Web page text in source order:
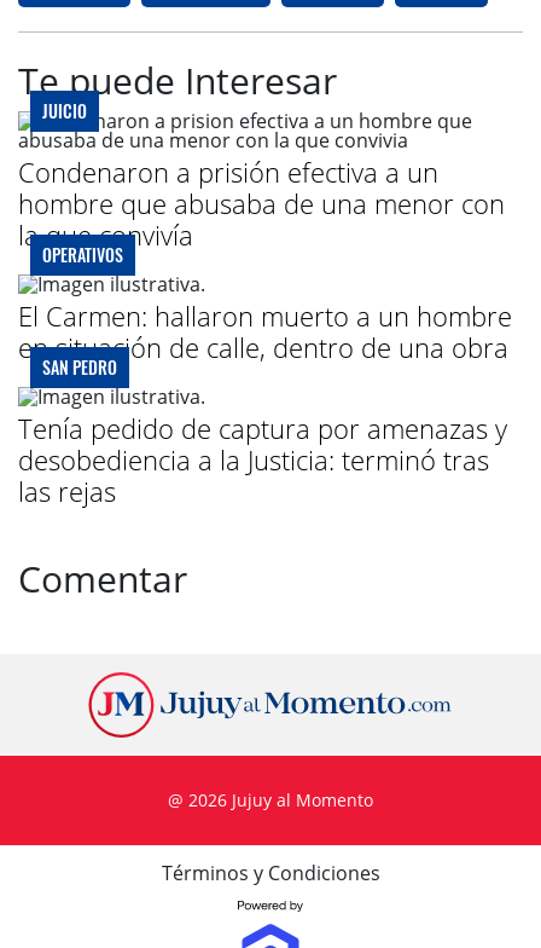
Te puede Interesar
JUICIO
Condenaron a prisión efectiva a un
hombre que abusaba de una menor con
la que convivía
OPERATIVOS
El Carmen: hallaron muerto a un hombre
en situación de calle, dentro de una obra
SAN PEDRO
Tenía pedido de captura por amenazas y
desobediencia a la Justicia: terminó tras
las rejas
Comentar
@ 2026 Jujuy al Momento
Términos y Condiciones